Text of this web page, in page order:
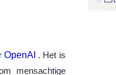
OpenAI . Het is
mensachtige